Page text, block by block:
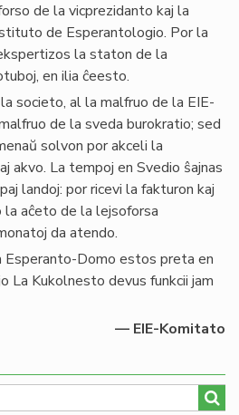
de la vicprezidanto kaj la
de Esperantologio. Por la
la staton de la
en ilia ĉeesto.
societo, al la malfruo de la EIE-
de la sveda burokratio; sed
solvon por akceli la
akvo. La tempoj en Svedio ŝajnas
landoj: por ricevi la fakturon kaj
aĉeto de la lejsoforsa
da atendo.
Esperanto-Domo estos preta en
La Kukolnesto devus funkcii jam
— EIE-Komitato